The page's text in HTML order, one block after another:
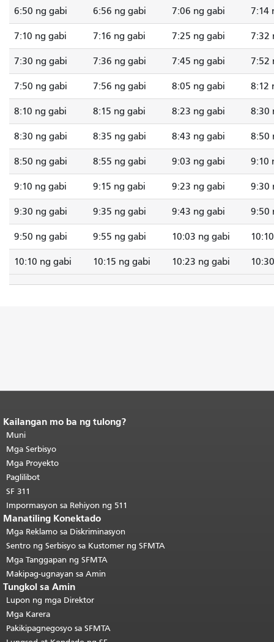
6:50 ng gabi 6:56 ng gabi 7:06 ng gabi 7:14
7:10 ng gabi 7:16 ng gabi 7:25 ng gabi 7:32
7:30 ng gabi 7:36 ng gabi 7:45 ng gabi 7:52
7:50 ng gabi 7:56 ng gabi 8:05 ng gabi 8:12
8:10 ng gabi 8:15 ng gabi 8:23 ng gabi 8:30
8:30 ng gabi 8:35 ng gabi 8:43 ng gabi 8:50
8:50 ng gabi 8:55 ng gabi 9:03 ng gabi 9:10
9:10 ng gabi 9:15 ng gabi 9:23 ng gabi 9:30
9:30 ng gabi 9:35 ng gabi 9:43 ng gabi 9:50
9:50 ng gabi 9:55 ng gabi 10:03 ng gabi
10:10 ng gabi 10:15 ng gabi 10:23 ng gabi
Katapusan ng nilalaman ng
pahina.
pahinang ito ay nauulit sa bawat
pahina.Bumalik sa tuktok ng
pangunahing nilalaman
Kailangan mo ba ng tulong?
Muni
Mga Serbisyo
Mga Proyekto
Paglilibot
SF 311
Impormasyon sa Rehiyon ng 511
Manatiling Konektado
Mga Reklamo sa Diskriminasyon
Sentro ng Serbisyo sa Kustomer ng SFMTA
Mga Tanggapan ng SFMTA
Makipag-ugnayan sa Amin
Tungkol sa Amin
Lupon ng mga Direktor
Mga Karera
Pakikipagnegosyo sa SFMTA